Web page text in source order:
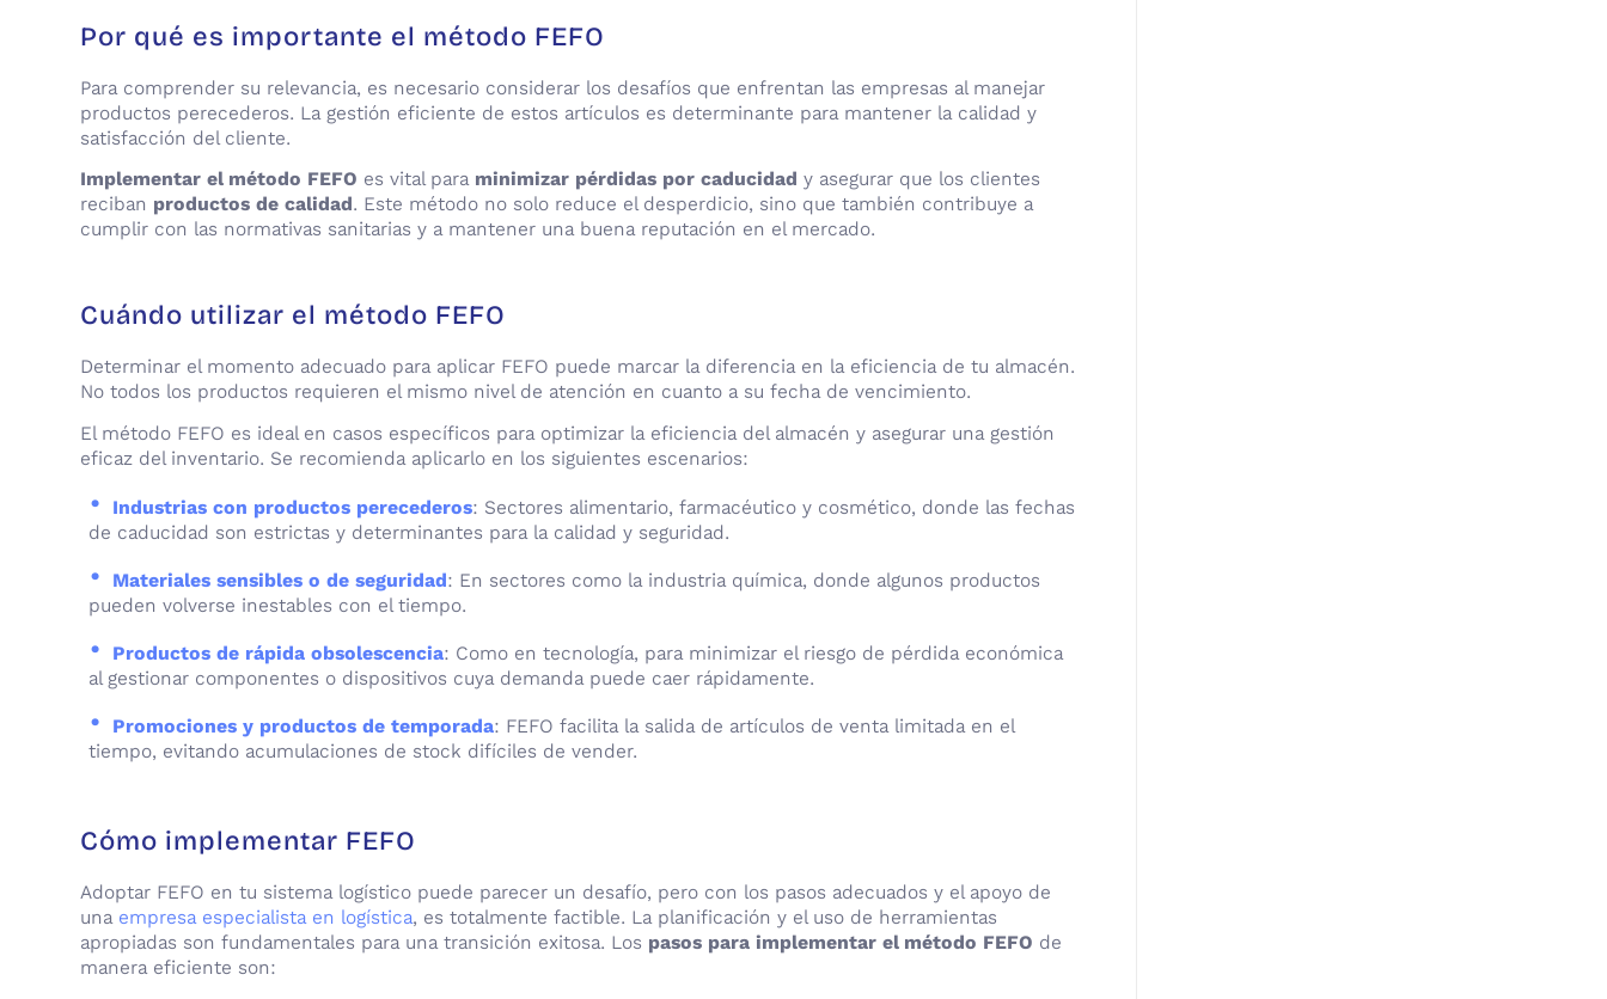
Por qué es importante el método FEFO
Para comprender su relevancia, es necesario considerar los desafíos que enfrentan las empresas al manejar
productos perecederos. La gestión eficiente de estos artículos es determinante para mantener la calidad y
satisfacción del cliente.
Implementar el método FEFO es vital para minimizar pérdidas por caducidad y asegurar que los clientes
reciban productos de calidad. Este método no solo reduce el desperdicio, sino que también contribuye a
cumplir con las normativas sanitarias y a mantener una buena reputación en el mercado.
Cuándo utilizar el método FEFO
Determinar el momento adecuado para aplicar FEFO puede marcar la diferencia en la eficiencia de tu almacén.
No todos los productos requieren el mismo nivel de atención en cuanto a su fecha de vencimiento.
El método FEFO es ideal en casos específicos para optimizar la eficiencia del almacén y asegurar una gestión
eficaz del inventario. Se recomienda aplicarlo en los siguientes escenarios:
Industrias con productos perecederos: Sectores alimentario, farmacéutico y cosmético, donde las fechas
de caducidad son estrictas y determinantes para la calidad y seguridad.
Materiales sensibles o de seguridad: En sectores como la industria química, donde algunos productos
pueden volverse inestables con el tiempo.
Productos de rápida obsolescencia: Como en tecnología, para minimizar el riesgo de pérdida económica
al gestionar componentes o dispositivos cuya demanda puede caer rápidamente.
Promociones y productos de temporada: FEFO facilita la salida de artículos de venta limitada en el
tiempo, evitando acumulaciones de stock difíciles de vender.
Cómo implementar FEFO
Adoptar FEFO en tu sistema logístico puede parecer un desafío, pero con los pasos adecuados y el apoyo de
una empresa especialista en logística, es totalmente factible. La planificación y el uso de herramientas
apropiadas son fundamentales para una transición exitosa. Los pasos para implementar el método FEFO de
manera eficiente son: